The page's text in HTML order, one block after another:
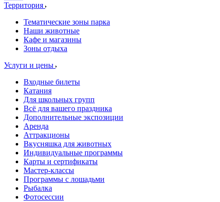
Территория
Тематические зоны парка
Наши животные
Кафе и магазины
Зоны отдыха
Услуги и цены
Входные билеты
Катания
Для школьных групп
Всё для вашего праздника
Дополнительные экспозиции
Аренда
Аттракционы
Вкусняшка для животных
Индивидуальные программы
Карты и сертификаты
Мастер-классы
Программы с лошадьми
Рыбалка
Фотосессии